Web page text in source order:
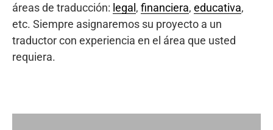
áreas de traducción: legal , financiera, educativa,
etc. Siempre asignaremos su proyecto a un
traductor con experiencia en el área que usted
requiera.